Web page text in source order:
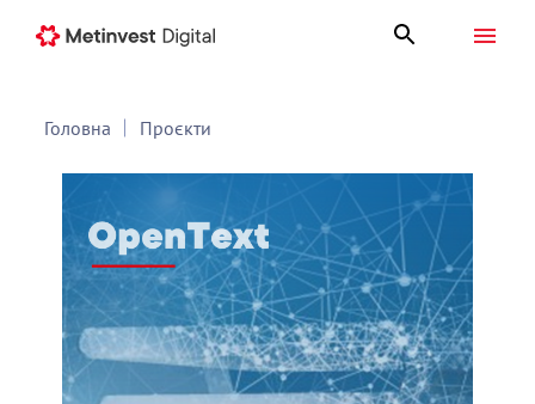
Головна Проєкти